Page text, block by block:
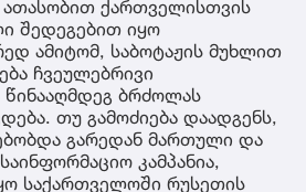
ათასობით ქართველისთვის
შედეგებით იყო
ამიტომ, საბოტაჟის მუხლით
ჩვეულებრივი
წინააღმდეგ ბრძოლას
თუ გამოძიება დაადგენს,
გარედან მართული და
კამპანია,
საქართველოში რუსეთის